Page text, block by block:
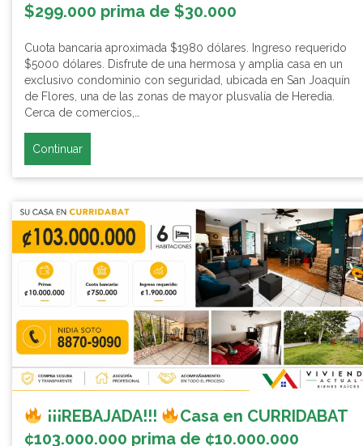
$299.000 prima de $30.000
Cuota bancaria aproximada $1980 dólares. Ingreso requerido
$5000 dólares. Disfrute de una hermosa y amplia casa en un
exclusivo condominio con seguridad, ubicada en San Joaquín
de Flores, una de las zonas de mayor plusvalía de Heredia.
Cerca de comercios,…
Continuar
¡¡¡REBAJADA!!!
Casa en CURRIDABAT
¢103.000.000 prima de ¢10.000.000